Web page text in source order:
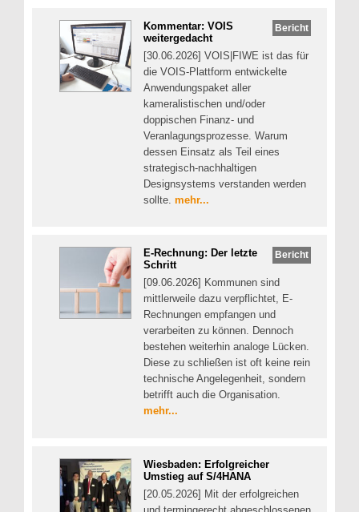
Bericht
Kommentar: VOIS
weitergedacht
[30.06.2026] VOIS|FIWE ist das für
die VOIS-Plattform entwickelte
Anwendungspaket aller
kameralistischen und/oder
doppischen Finanz- und
Veranlagungsprozesse. Warum
dessen Einsatz als Teil eines
strategisch-nachhaltigen
Designsystems verstanden werden
sollte. mehr...
Bericht
E-Rechnung: Der letzte
Schritt
[09.06.2026] Kommunen sind
mittlerweile dazu verpflichtet, E-
Rechnungen empfangen und
verarbeiten zu können. Dennoch
bestehen weiterhin analoge Lücken.
Diese zu schließen ist oft keine rein
technische Angelegenheit, sondern
betrifft auch die Organisation.
mehr...
Wiesbaden: Erfolgreicher
Umstieg auf S/4HANA
[20.05.2026] Mit der erfolgreichen